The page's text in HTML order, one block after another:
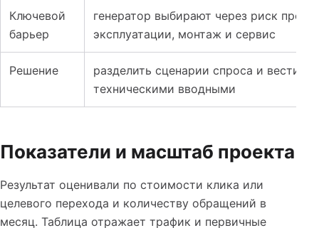
Ключевой
барьер
генератор выбирают через риск
эксплуатации, монтаж и сервис
Решение
разделить сценарии спроса и вести
техническими вводными
Показатели и масштаб проекта
Результат оценивали по стоимости клика или
целевого перехода и количеству обращений в
месяц. Таблица отражает трафик и первичные